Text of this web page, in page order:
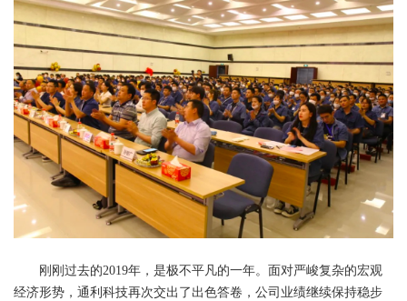
刚刚过去的2019年，是极不平凡的一年。面对严峻复杂的宏观
经济形势，通利科技再次交出了出色答卷，公司业绩继续保持稳步